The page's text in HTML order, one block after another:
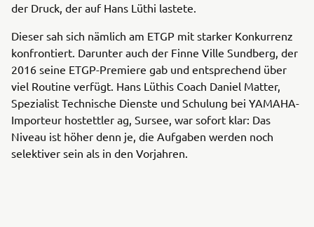
der Druck, der auf Hans Lüthi lastete.
Dieser sah sich nämlich am ETGP mit starker Konkurrenz
konfrontiert. Darunter auch der Finne Ville Sundberg, der
2016 seine ETGP-Premiere gab und entsprechend über
viel Routine verfügt. Hans Lüthis Coach Daniel Matter,
Spezialist Technische Dienste und Schulung bei YAMAHA-
Importeur hostettler ag, Sursee, war sofort klar: Das
Niveau ist höher denn je, die Aufgaben werden noch
selektiver sein als in den Vorjahren.